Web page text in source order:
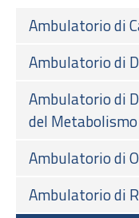
Ambulatorio di
Ambulatorio di
Ambulatorio di
del Metabolismo
Ambulatorio di
Ambulatorio di